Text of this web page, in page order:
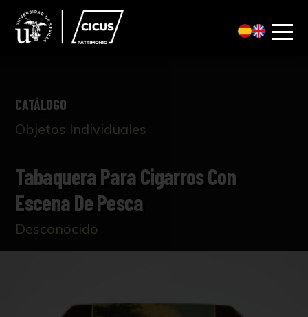
CATÁLOGO
Objetos Individuales
Tabaquera Para Cigarros Con
Escena De Pesca
Desconocido